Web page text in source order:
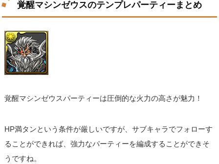
覚醒マシンゼウスのテンプレパーティーまとめ
覚醒マシンゼウスパーティーは圧倒的な火力の高さが魅力！
HP満タンという条件が厳しいですが、サブキャラでフォローす
ることができれば、強力なパーティーを編成することができそ
うですね。